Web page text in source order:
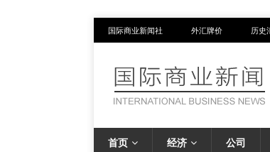
国际商业新闻社 外汇牌价 历史
首页 经济 公司